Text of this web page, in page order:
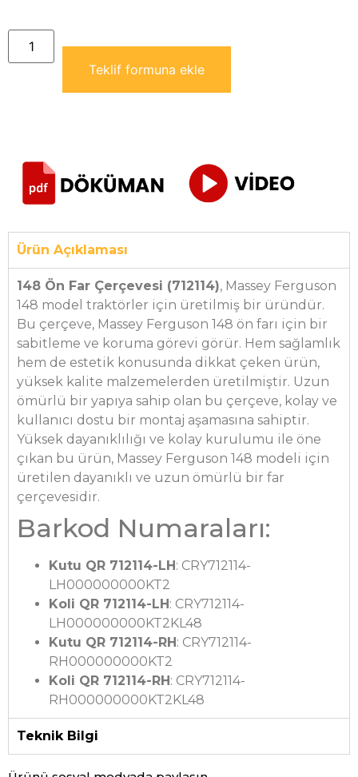
Teklif formuna ekle
Ürün Açıklaması
148 Ön Far Çerçevesi (712114), Massey Ferguson
148 model traktörler için üretilmiş bir üründür.
Bu çerçeve, Massey Ferguson 148 ön farı için bir
sabitleme ve koruma görevi görür. Hem sağlamlık
hem de estetik konusunda dikkat çeken ürün,
yüksek kalite malzemelerden üretilmiştir. Uzun
ömürlü bir yapıya sahip olan bu çerçeve, kolay ve
kullanıcı dostu bir montaj aşamasına sahiptir.
Yüksek dayanıklılığı ve kolay kurulumu ile öne
çıkan bu ürün, Massey Ferguson 148 modeli için
üretilen dayanıklı ve uzun ömürlü bir far
çerçevesidir.
Barkod Numaraları:
Kutu QR 712114-LH : CRY712114-
LH000000000KT2
Koli QR 712114-LH : CRY712114-
LH000000000KT2KL48
Kutu QR 712114-RH : CRY712114-
RH000000000KT2
Koli QR 712114-RH : CRY712114-
RH000000000KT2KL48
Teknik Bilgi